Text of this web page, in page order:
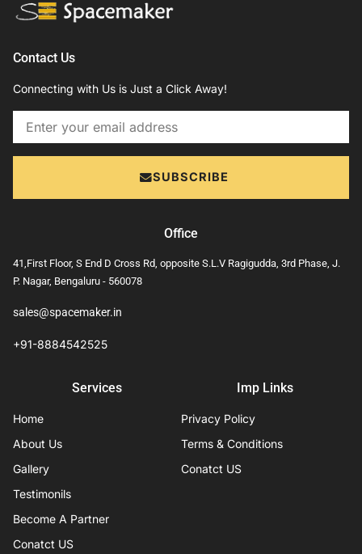
Contact Us
Connecting with Us is Just a Click Away!
Email
SUBSCRIBE
Office
41,First Floor, S End D Cross Rd, opposite S.L.V Ragigudda, 3rd Phase, J.
P. Nagar, Bengaluru - 560078
sales@spacemaker.in
+91-8884542525
Services
Home
About Us
Gallery
Testimonils
Become A Partner
Conatct US
Imp Links
Privacy Policy
Terms & Conditions
Conatct US